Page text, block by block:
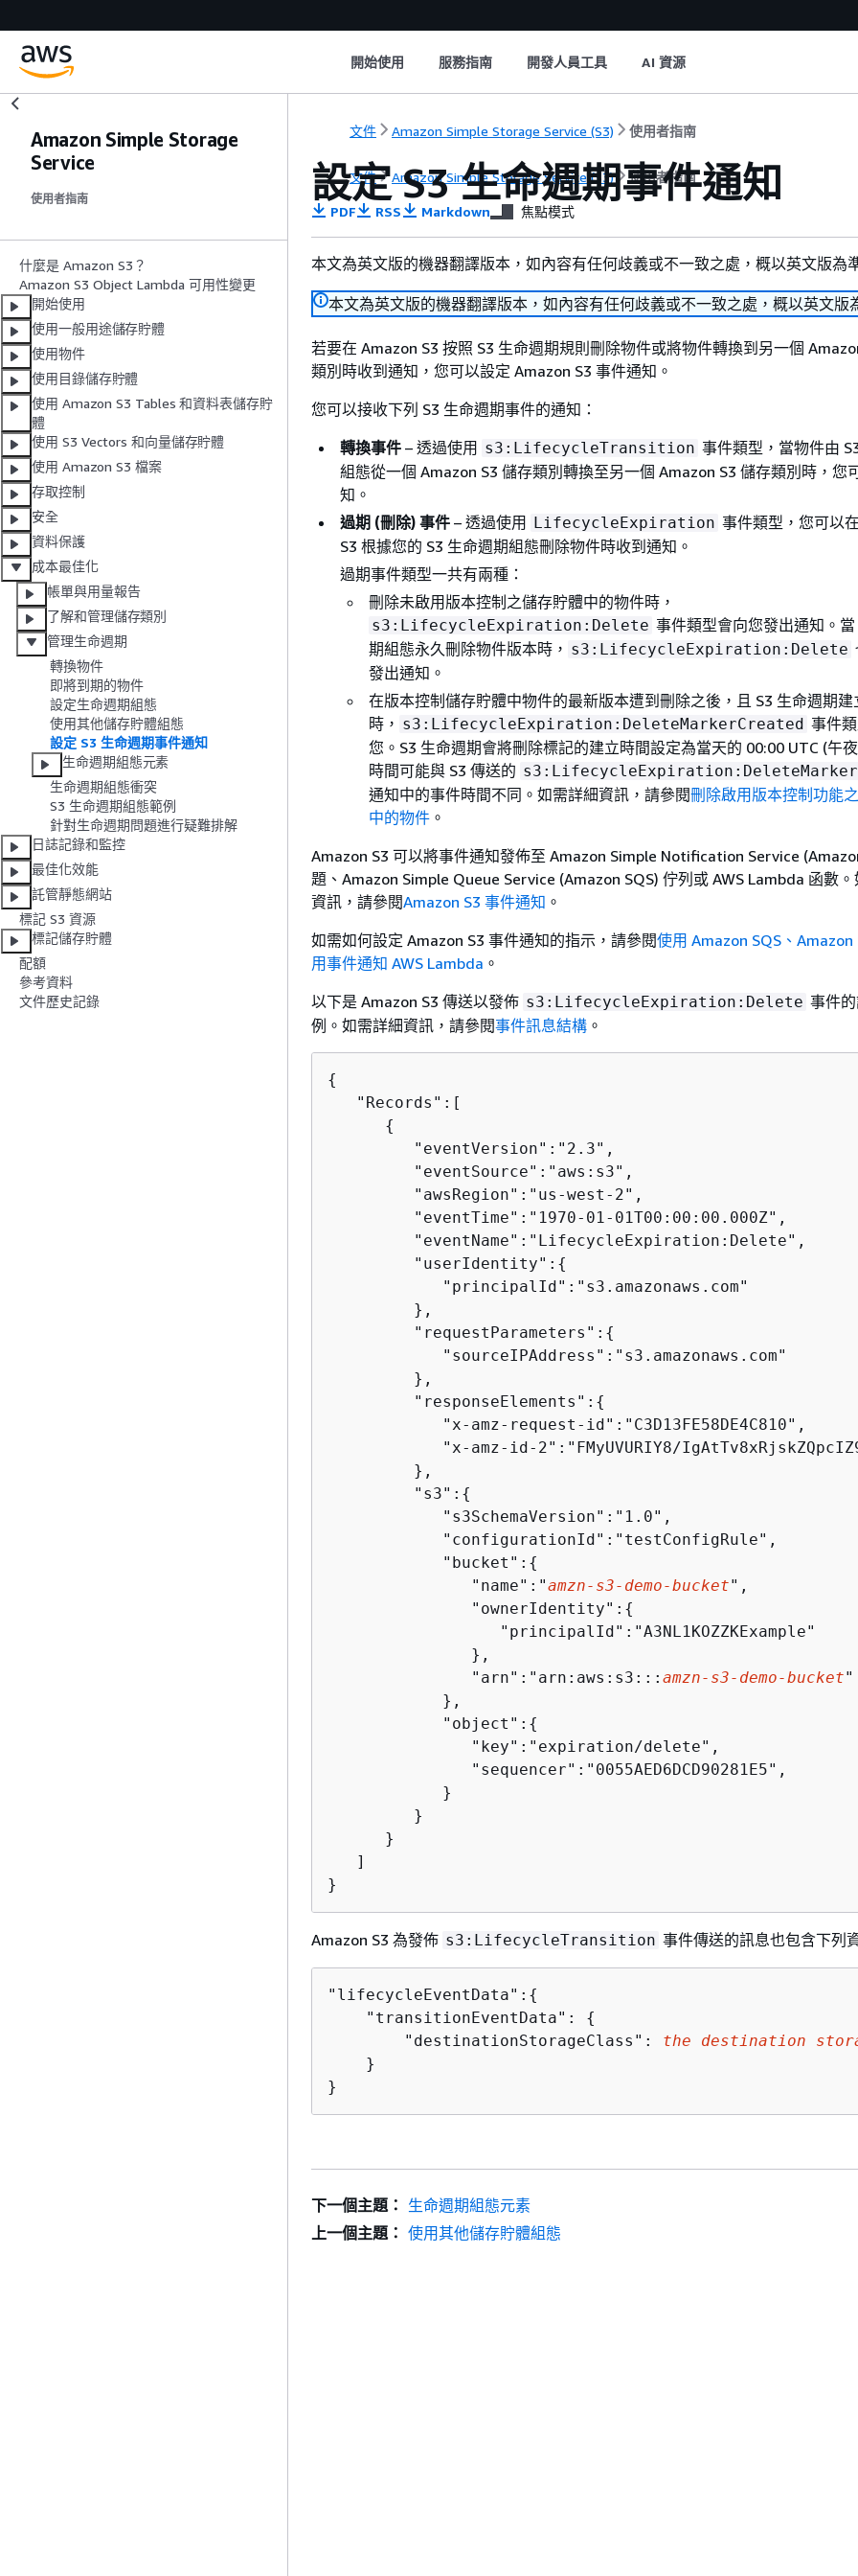
開始使用 服務指南 開發人員工具 AI 資源
Amazon Simple Storage
Service
使用者指南
什麼是 Amazon S3？
Amazon S3 Object Lambda 可用性變更
開始使用
使用一般用途儲存貯體
使用物件
使用目錄儲存貯體
使用 Amazon S3 Tables 和資料表儲存貯
體
使用 S3 Vectors 和向量儲存貯體
使用 Amazon S3 檔案
存取控制
安全
資料保護
成本最佳化
帳單與用量報告
了解和管理儲存類別
管理生命週期
轉換物件
即將到期的物件
設定生命週期組態
使用其他儲存貯體組態
設定 S3 生命週期事件通知
生命週期組態元素
生命週期組態衝突
S3 生命週期組態範例
針對生命週期問題進行疑難排解
日誌記錄和監控
最佳化效能
託管靜態網站
標記 S3 資源
標記儲存貯體
配額
參考資料
文件歷史記錄
文件 Amazon Simple Storage Service (S3) 使用者指南
文件 Amazon Simple Storage Service (S3) 使用者指南
設定 S3 生命週期事件通知
PDF RSS Markdown 焦點模式
本文為英文版的機器翻譯版本，如內容有任何歧義或不一致之處，概以英文版為
本文為英文版的機器翻譯版本，如內容有任何歧義或不一致之處，概以英文版
若要在 Amazon S3 按照 S3 生命週期規則刪除物件或將物件轉換到另一個
類別時收到通知，您可以設定 Amazon S3 事件通知。
您可以接收下列 S3 生命週期事件的通知：
轉換事件 – 透過使用 s3:LifecycleTransition 事件類型，當物件由
組態從一個 Amazon S3 儲存類別轉換至另一個 Amazon S3 儲存類別時，您
知。
過期 (刪除) 事件 – 透過使用 LifecycleExpiration 事件類型，您可以
S3 根據您的 S3 生命週期組態刪除物件時收到通知。
過期事件類型一共有兩種：
刪除未啟用版本控制之儲存貯體中的物件時，
s3:LifecycleExpiration:Delete 事件類型會向您發出通知。當
期組態永久刪除物件版本時， s3:LifecycleExpiration:Delete
發出通知。
在版本控制儲存貯體中物件的最新版本遭到刪除之後，且 S3 生命週期
時， s3:LifecycleExpiration:DeleteMarkerCreated 事件
您。S3 生命週期會將刪除標記的建立時間設定為當天的 00:00 UTC (午
時間可能與 S3 傳送的
通知中的事件時間不同。如需詳細資訊，請參閱刪除啟用版本控制功能
中的物件 。
Amazon S3 可以將事件通知發佈至 Amazon Simple Notification Service
題、Amazon Simple Queue Service (Amazon SQS) 佇列或 AWS Lambda 函數。
資訊，請參閱Amazon S3 事件通知 。
如需如何設定 Amazon S3 事件通知的指示，請參閱使用 Amazon SQS、Amazon
用事件通知 AWS Lambda 。
以下是 Amazon S3 傳送以發佈 s3:LifecycleExpiration:Delete 事件
例。如需詳細資訊，請參閱事件訊息結構 。
{
   "Records":[
{
         "eventVersion":"2.3",
         "eventSource":"aws:s3",
         "awsRegion":"us-west-2",
         "eventTime":"1970-01-01T00:00:00.000Z",
         "eventName":"LifecycleExpiration:Delete",
         "userIdentity":
{
            "principalId":"s3.amazonaws.com"
         },
         "requestParameters":
{
            "sourceIPAddress":"s3.amazonaws.com"
         },
         "responseElements":
{
            "x-amz-request-id":"C3D13FE58DE4C810",
"x-amz-id-2":"FMyUVURIY8/
         },
         "s3":
{
            "s3SchemaVersion":"1.0",
            "configurationId":"testConfigRule",
            "bucket":
{
               "name":"
amzn-s3-demo-bucket",
               "ownerIdentity":
{
                  "principalId":"A3NL1KOZZKExample"
               },
               "arn":"arn:aws:s3:::
amzn-s3-demo-bucket"
            },
            "object":
{
               "key":"expiration/delete",
            }
         }
      }
   ]
Amazon S3 為發佈 s3:LifecycleTransition 事件傳送的訊息也包含下列
"lifecycleEventData": {
    "transitionEventData":
{
        "destinationStorageClass":
the destination
    }
}
下一個主題： 生命週期組態元素
上一個主題： 使用其他儲存貯體組態